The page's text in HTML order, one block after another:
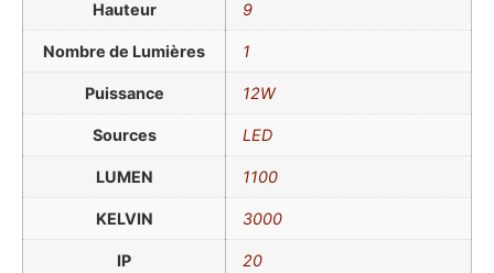
Hauteur 9
Nombre de Lumières 1
Puissance 12W
Sources LED
LUMEN 1100
KELVIN 3000
IP 20